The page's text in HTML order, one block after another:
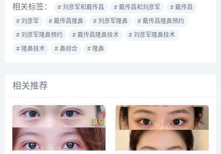
相关标签： # 刘彦军和戴传昌 # 戴传昌和刘彦军
# 戴传昌
# 刘彦军
# 戴传昌隆鼻 # 刘彦军隆鼻
# 戴传昌隆鼻预约
# 刘彦军隆鼻预约
# 戴传昌隆鼻技术
# 刘彦军隆鼻技术
# 隆鼻技术
# 鼻综合 # 隆鼻
相关推荐